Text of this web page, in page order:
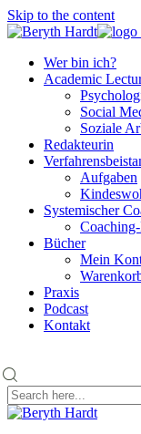
Skip to the content
Wer bin ich?
Academic
Social
Soziale
Redakteurin
Aufgaben
Systemischer
Bücher
Mein
Praxis
Podcast
Kontakt